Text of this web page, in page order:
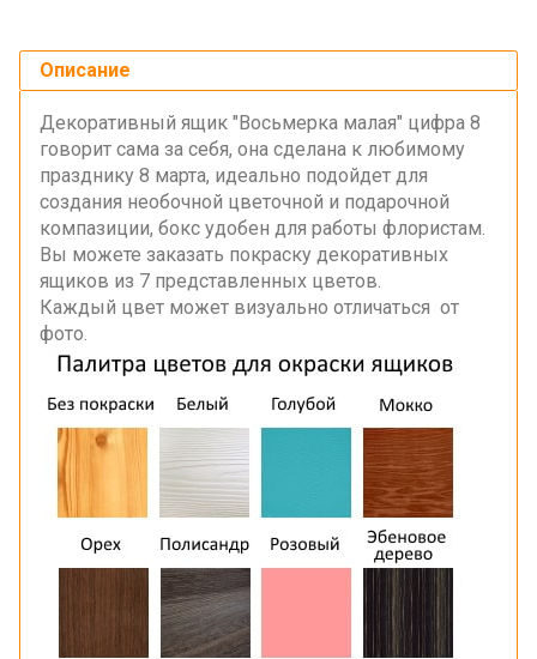
Описание
Декоративный ящик "Восьмерка малая" цифра 8
говорит сама за себя, она сделана к любимому
празднику 8 марта, идеально подойдет для
создания необочной цветочной и подарочной
компазиции, бокс удобен для работы флористам.
Вы можете заказать покраску декоративных
ящиков из 7 представленных цветов.
Каждый цвет может визуально отличаться от
фото.